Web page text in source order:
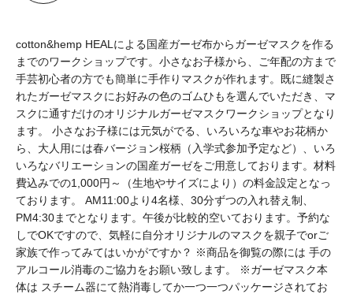
cotton&hemp HEALによる国産ガーゼ布からガーゼマスクを作る
までのワークショップです。小さなお子様から、ご年配の方まで
手芸初心者の方でも簡単に手作りマスクが作れます。既に縫製さ
れたガーゼマスクにお好みの色のゴムひもを選んでいただき、マ
スクに通すだけのオリジナルガーゼマスクワークショップとなり
ます。 小さなお子様には元気がでる、いろいろな車やお花柄か
ら、大人用には春バージョン桜柄（入学式参加予定など）、いろ
いろなバリエーションの国産ガーゼをご用意しております。材料
費込みでの1,000円～（生地やサイズにより）の料金設定となっ
ております。 AM11:00より4名様、30分ずつの入れ替え制、
PM4:30までとなります。午後が比較的空いております。予約な
しでOKですので、気軽に自分オリジナルのマスクを親子でorご
家族で作ってみてはいかがですか？ ※商品を御覧の際には 手の
アルコール消毒のご協力をお願い致します。 ※ガーゼマスク本
体は スチーム器にて熱消毒してか一つ一つパッケージされてお